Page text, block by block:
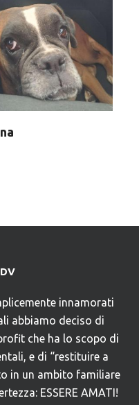
innamorati
abbiamo deciso di
che ha lo scopo di
e di “restituire a
in un ambito familiare
ESSERE AMATI!